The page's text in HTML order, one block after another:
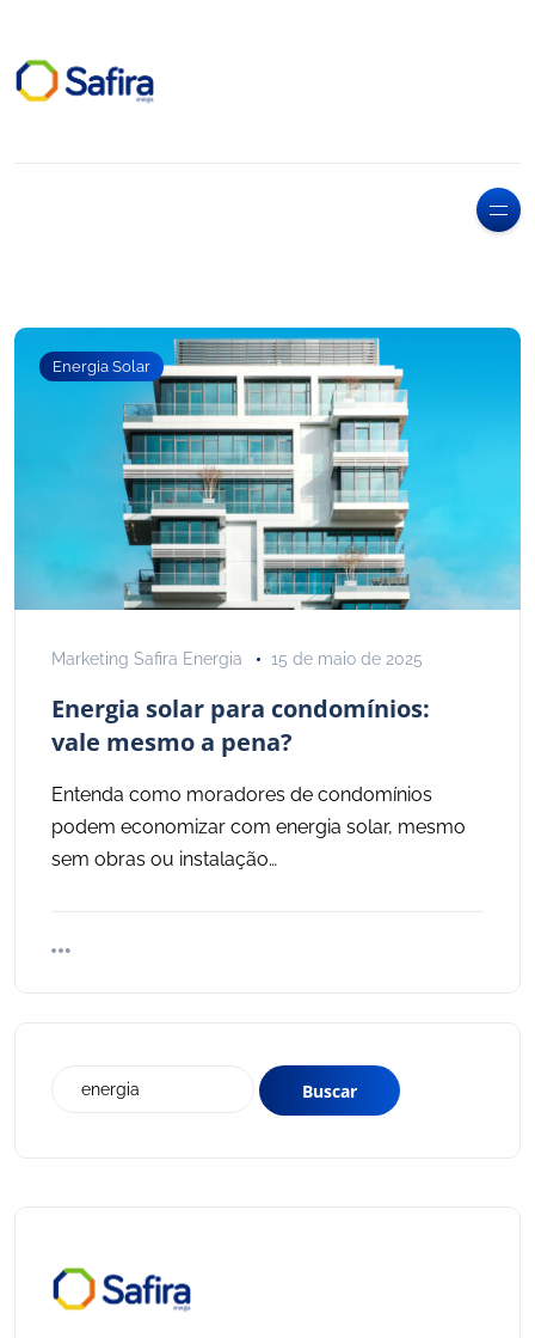
Energia Solar
Marketing Safira Energia 15 de maio de 2025
Energia solar para condomínios:
vale mesmo a pena?
Entenda como moradores de condomínios
podem economizar com energia solar, mesmo
sem obras ou instalação…